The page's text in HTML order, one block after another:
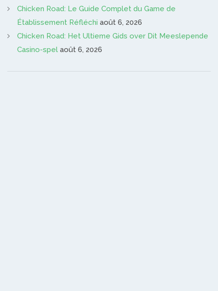
Chicken Road: Le Guide Complet du Game de
Établissement Réfléchi août 6, 2026
Chicken Road: Het Ultieme Gids over Dit Meeslepende
Casino-spel août 6, 2026